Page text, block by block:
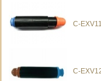
C-
C-